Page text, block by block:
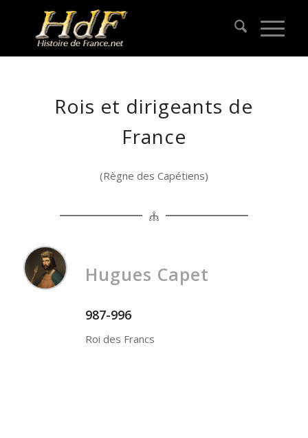
Rois et dirigeants de
France
(Règne des Capétiens)
Hugues Capet
987-996
Roi des Francs